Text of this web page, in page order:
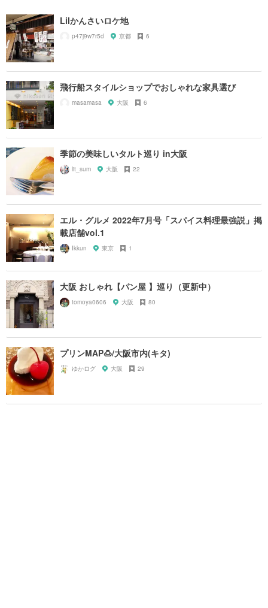
Lilかんさいロケ地
p47j9w7r5d 京都 6
飛行船スタイルショップでおしゃれな家具選び
masamasa 大阪 6
季節の美味しいタルト巡り in大阪
lit_sum 大阪 22
エル・グルメ 2022年7月号「スパイス料理最強説」掲
載店舗vol.1
Ikkun 東京 1
大阪 おしゃれ【パン屋 】巡り（更新中）
tomoya0606 大阪 80
プリンMAP🍮/大阪市内(キタ)
ゆかログ 大阪 29